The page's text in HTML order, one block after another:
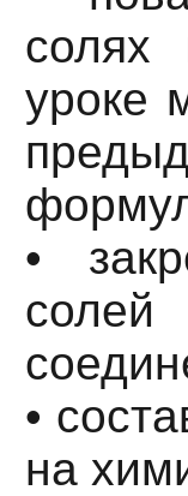
солях
уроке
•
•
на